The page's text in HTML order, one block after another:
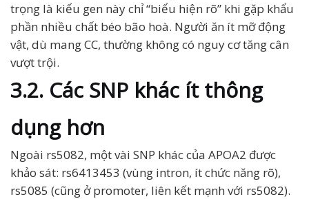
trọng là kiểu gen này chỉ “biểu hiện rõ” khi gặp khẩu
phần nhiều chất béo bão hoà. Người ăn ít mỡ động
vật, dù mang CC, thường không có nguy cơ tăng cân
vượt trội.
3.2. Các SNP khác ít thông
dụng hơn
Ngoài rs5082, một vài SNP khác của APOA2 được
khảo sát: rs6413453 (vùng intron, ít chức năng rõ),
rs5085 (cũng ở promoter, liên kết mạnh với rs5082).